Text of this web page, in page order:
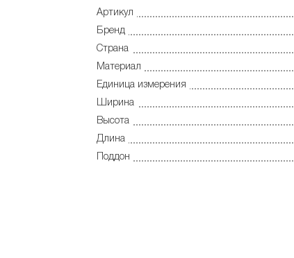
Артикул
Бренд
Страна
Материал
Единица измерения
Ширина
Высота
Длина
Поддон